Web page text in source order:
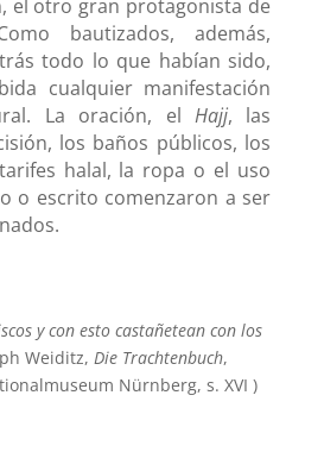
el otro gran protagonista de
bautizados, además,
todo lo que habían sido,
cualquier manifestación
La oración, el Hajj, las
los baños públicos, los
halal, la ropa o el uso
o escrito comenzaron a ser
y con esto castañetean con los
Weiditz, Die Trachtenbuch,
Nürnberg, s. XVI )